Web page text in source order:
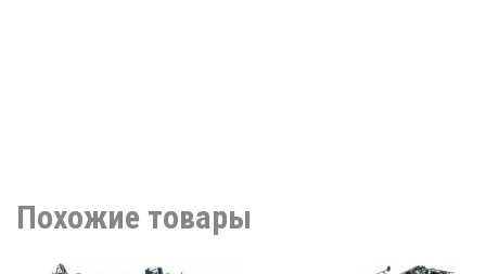
Похожие товары